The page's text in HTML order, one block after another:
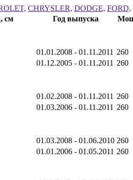
CHRYSLER, DODGE, FORD,
см Год выпуска
01.01.2008 - 01.11.2011 260
01.12.2005 - 01.11.2011 260
01.02.2008 - 01.11.2011 260
01.03.2006 - 01.11.2011 260
01.03.2008 - 01.06.2010 260
01.01.2006 - 01.05.2011 260